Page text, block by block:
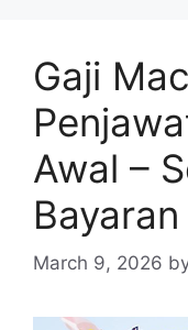
Gaji
Awal –
Bayaran
March 9, 2026